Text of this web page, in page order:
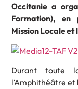
Occitanie a
Formation),
Mission Locale et
Durant toute
l’Amphithéâtre et